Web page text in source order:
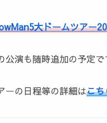
大ドームツアー
公演も随時追加の予定で
ーの日程等の詳細はこち